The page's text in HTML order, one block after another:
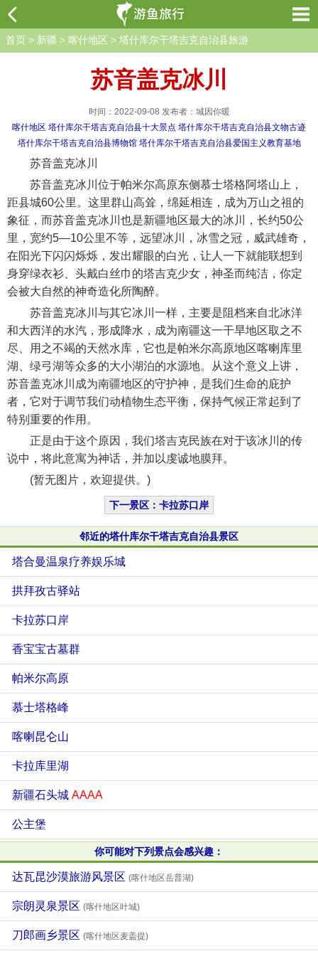
首页 > 新疆 > 喀什地区 > 塔什库尔干塔吉克自治县旅游
苏音盖克冰川
时间：2022-09-08 发布者：城因你暖
喀什地区 塔什库尔干塔吉克自治县十大景点 塔什库尔干塔吉克自治县文物古迹
塔什库尔干塔吉克自治县博物馆 塔什库尔干塔吉克自治县爱国主义教育基地
苏音盖克冰川
苏音盖克冰川位于帕米尔高原东侧慕士塔格阿塔山上，
距县城60公里。这里群山高耸，绵延相连，成为万山之祖的
象征，而苏音盖克冰川也是新疆地区最大的冰川，长约50公
里，宽约5—10公里不等，远望冰川，冰雪之冠，威武雄奇，
在阳光下闪闪烁烁，发出耀眼的白光，让人一下就能联想到
身穿绿衣衫、头戴白丝巾的塔吉克少女，神圣而纯洁，你定
会被大自然的神奇造化所陶醉。
苏音盖克冰川与其它冰川一样，主要是阻档来自北冰洋
和大西洋的水汽，形成降水，成为南疆这一干旱地区取之不
尽、用之不竭的天然水库，它也是帕米尔高原地区喀喇库里
湖、绿弓湖等众多的大小湖泊的水源地。从这个意义上讲，
苏音盖克冰川成为南疆地区的守护神，是我们生命的庇护
者，它对于调节我们动植物生态平衡，保持气候正常起到了
特别重要的作用。
正是由于这个原因，我们塔吉克民族在对于该冰川的传
说中，将此意寓为神话，并加以虔诚地膜拜。
(暂无图片，欢迎提供。)
下一景区：卡拉苏口岸
邻近的塔什库尔干塔吉克自治县景区
塔合曼温泉疗养娱乐城
拱拜孜古驿站
卡拉苏口岸
香宝宝古墓群
帕米尔高原
慕士塔格峰
喀喇昆仑山
卡拉库里湖
新疆石头城 AAAA
公主堡
你可能对下列景点会感兴趣：
达瓦昆沙漠旅游风景区 (喀什地区岳普湖)
宗朗灵泉景区 (喀什地区叶城)
刀郎画乡景区 (喀什地区麦盖提)